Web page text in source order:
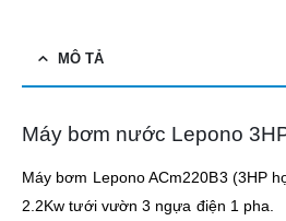
MÔ TẢ
Máy bơm nước Lepono
Máy bơm Lepono ACm220B3 (3HP
2.2Kw tưới vườn 3 ngựa điện 1 pha.